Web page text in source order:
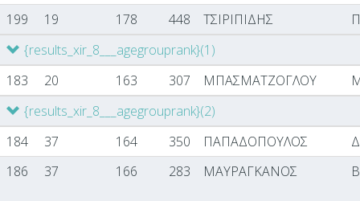
199
19 178 448 ΤΣΙΡΙΠΙΔΗΣ
{results_xir_8___agegrouprank}(1)
183
20 163 307 ΜΠΑΣΜΑΤΖΟΓΛΟΥ
{results_xir_8___agegrouprank}(2)
184
37 164 350 ΠΑΠΑΔΟΠΟΥΛΟΣ
186
37 166 283 ΜΑΥΡΑΓΚΑΝΟΣ